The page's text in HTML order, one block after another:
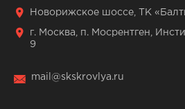
Новорижское шоссе, ТК
г. Москва, п. Мосрентген,
9
mail@skskrovlya.ru